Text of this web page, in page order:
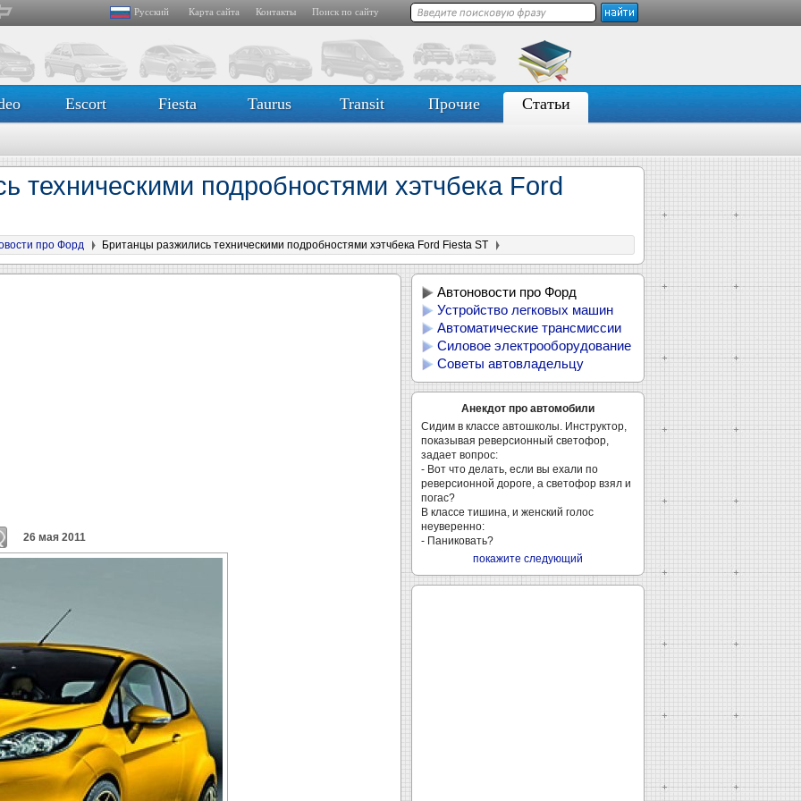
Русский Карта сайта Контакты Поиск по сайту
Escort Fiesta Taurus Transit Прочие Статьи
техническими подробностями хэтчбека Ford
про Форд Британцы разжились техническими подробностями хэтчбека Ford Fiesta ST
26 мая 2011
Автоновости про Форд
Устройство легковых машин
Автоматические трансмиссии
Силовое электрооборудование
Советы автовладельцу
Анекдот про автомобили
Сидим в классе автошколы. Инструктор,
показывая реверсионный светофор,
задает вопрос:
- Вот что делать, если вы ехали по
реверсионной дороге, а светофор взял и
погас?
В классе тишина, и женский голос
неуверенно:
- Паниковать?
покажите следующий